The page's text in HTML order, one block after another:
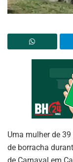
Uma mulher de
de borracha